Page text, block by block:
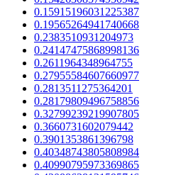
0.15915196031225387
0.19565264941740668
0.2383510931204973
0.24147475868998136
0.2611964348964755
0.27955584607660977
0.2813511275364201
0.28179809496758856
0.32799239219907805
0.3660731602079442
0.3901353861396798
0.40348743805808984
0.40990795973369865